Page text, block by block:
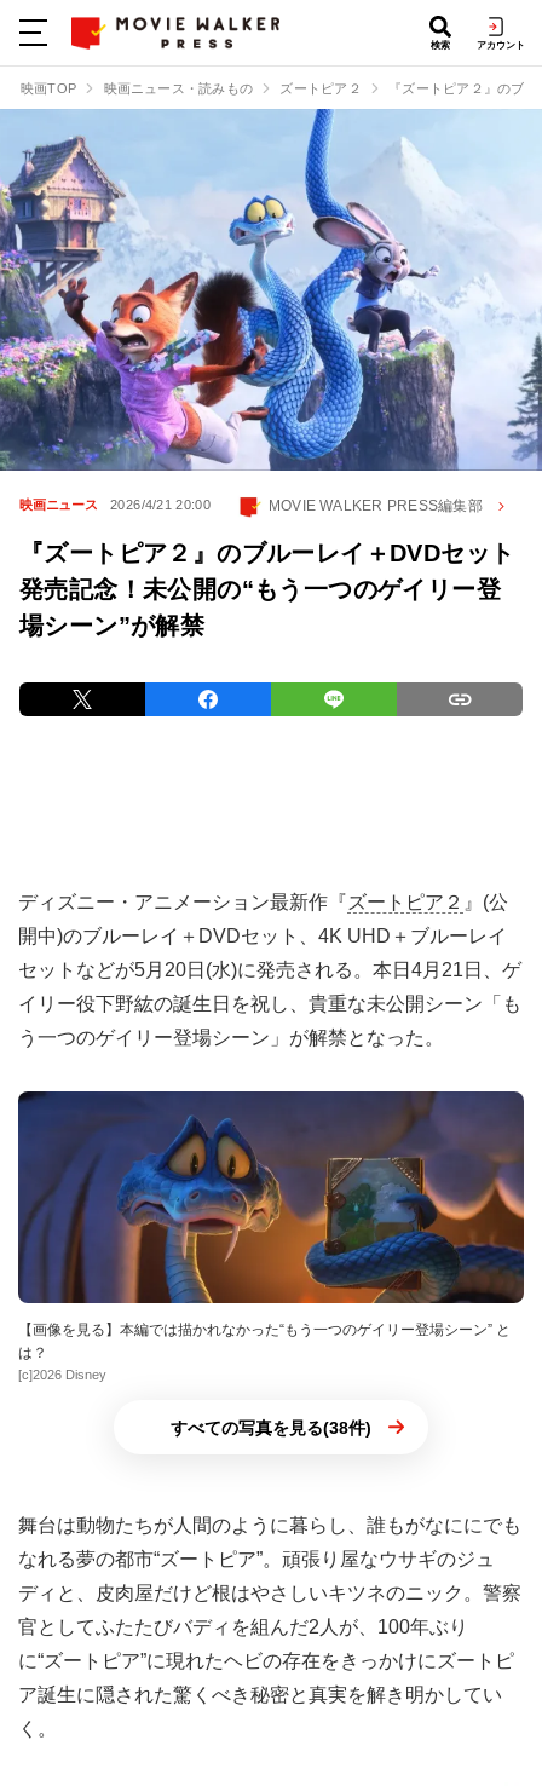
検索 アカウント
映画TOP 映画ニュース・読みもの ズートピア２ 『ズートピア２』のブ
映画ニュース 2026/4/21 20:00 MOVIE WALKER PRESS編集部
『ズートピア２』のブルーレイ＋DVDセット
発売記念！未公開の“もう一つのゲイリー登
場シーン”が解禁
ディズニー・アニメーション最新作『ズートピア２ 』(公
開中)のブルーレイ＋DVDセット、4K UHD＋ブルーレイ
セットなどが5月20日(水)に発売される。本日4月21日、ゲ
イリー役下野紘の誕生日を祝し、貴重な未公開シーン「も
う一つのゲイリー登場シーン」が解禁となった。
【画像を見る】本編では描かれなかった“もう一つのゲイリー登場シーン” と
は？
[c]2026 Disney
すべての写真を見る(38件)
舞台は動物たちが人間のように暮らし、誰もがなににでも
なれる夢の都市“ズートピア”。頑張り屋なウサギのジュ
ディと、皮肉屋だけど根はやさしいキツネのニック。警察
官としてふたたびバディを組んだ2人が、100年ぶり
に“ズートピア”に現れたヘビの存在をきっかけにズートピ
ア誕生に隠された驚くべき秘密と真実を解き明かしてい
く。